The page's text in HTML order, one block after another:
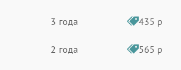
3 года 435 р
2 года 565 р